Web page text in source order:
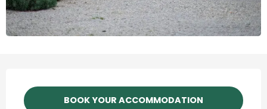
Horário e contactos
BOOK YOUR ACCOMMODATION